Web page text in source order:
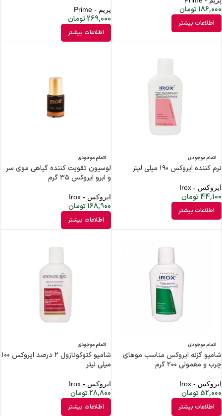
186,000تومان
اطلاعات بیشتر
پریم - Prime
269,000 تومان
اطلاعات بیشتر
اتمام موجودی
نرم کننده ایروکس ۱۹۰ میلی لیتر
ایروکس - Irox
44,100تومان
اطلاعات بیشتر
اتمام موجودی
لوسیون تقویت کننده گیاهی موی سر
و ابرو ایروکس ۳۵ گرم
ایروکس - Irox
168,900تومان
اطلاعات بیشتر
اتمام موجودی
شامپو گزنه ایروکس مناسب موهای
چرب و معمولی ۲۰۰ گرم
ایروکس - Irox
52,000تومان
اطلاعات بیشتر
اتمام موجودی
شامپو کتوکونازول ۲ درصد ایروکس ۱۰۰
میلی لیتر
ایروکس - Irox
28,800 تومان
اطلاعات بیشتر